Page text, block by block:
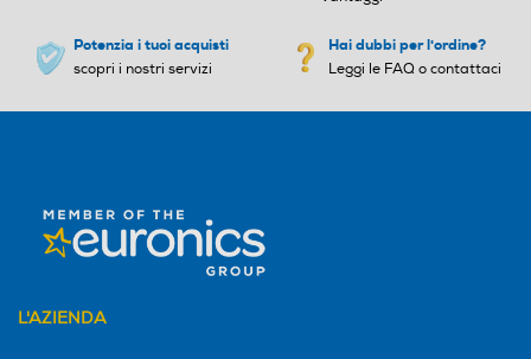
Potenzia i tuoi acquisti
scopri i nostri servizi
Hai dubbi per l'ordine?
Leggi le FAQ o contattaci
L'AZIENDA